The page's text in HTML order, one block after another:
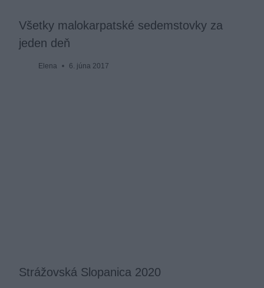
Všetky malokarpatské sedemstovky za
jeden deň
Elena 6. júna 2017
Strážovská Slopanica 2020